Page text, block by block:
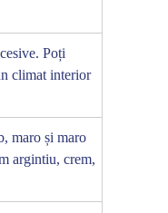
Poți
climat interior
maro și maro
argintiu, crem,